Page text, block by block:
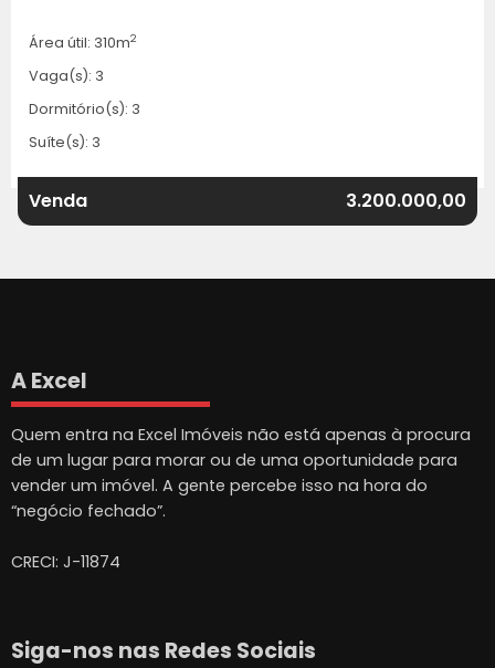
Área útil: 310m2
Vaga(s): 3
Dormitório(s): 3
Suíte(s): 3
Venda 3.200.000,00
A Excel
Quem entra na Excel Imóveis não está apenas à procura
de um lugar para morar ou de uma oportunidade para
vender um imóvel. A gente percebe isso na hora do
“negócio fechado”.
CRECI: J-11874
Siga-nos nas Redes Sociais